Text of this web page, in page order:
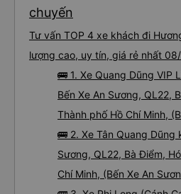
chuyến
Tư vấn TOP 4 xe khách đi
lượng cao, uy tín, giá rẻ nhất
🚌 1. Xe Quang Dũng VIP
Bến Xe An Sương, QL22,
Thành phố Hồ Chí Minh,
🚌 2. Xe Tân Quang Dũng
Sương, QL22, Bà Điểm,
Chí Minh, (Bến Xe An